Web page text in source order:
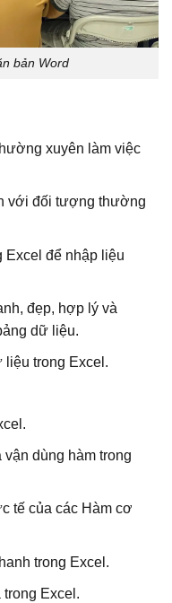
bản Word
xuyên làm việc
với đối tượng thường
để nhập liệu
đẹp, hợp lý và
dữ liệu.
liệu trong Excel.
dùng hàm trong
tế của các Hàm cơ
trong Excel.
trong Excel.